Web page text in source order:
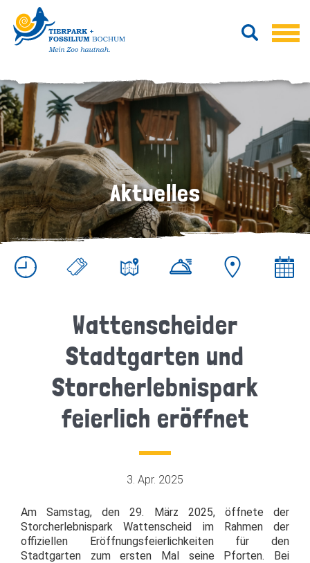
Aktuelles
Wattenscheider
Stadtgarten und
Storcherlebnispark
feierlich eröffnet
3. Apr. 2025
Am Samstag, den 29. März 2025, öffnete der
Storcherlebnispark Wattenscheid im Rahmen der
offiziellen Eröffnungsfeierlichkeiten für den
Stadtgarten zum ersten Mal seine Pforten. Bei